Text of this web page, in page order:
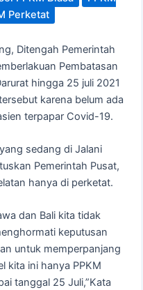
Perketat
Ditengah Pemerintah
Pembatasan
hingga 25 juli 2021
karena belum ada
terpapar Covid-19.
sedang di Jalani
Pemerintah Pusat,
hanya di perketat.
dan Bali kita tidak
keputusan
untuk memperpanjang
kita ini hanya PPKM
tanggal 25 Juli,”Kata